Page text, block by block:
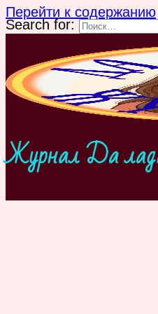
Перейти к содержанию
Search for:
Журнал Да